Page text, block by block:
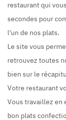
restaurant qui
secondes pour
l'un de nos plats.
Le site vous
retrouvez toutes
bien sur le
Votre restaurant
Vous travaillez en
bon plats